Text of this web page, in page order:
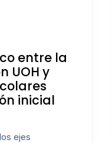
entre la
UOH y
inicial
ejes